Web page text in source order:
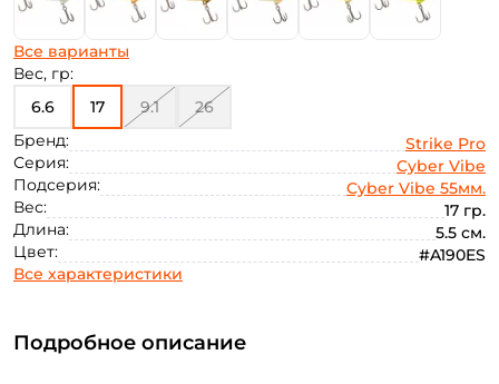
Все варианты
Вес, гр:
6.6
17 9.1
26
Бренд:
Strike Pro
Серия:
Cyber Vibe
Подсерия:
Cyber Vibe 55мм.
Вес:
17 гр.
Длина:
5.5 см.
Цвет:
#A190ES
Все характеристики
Подробное описание